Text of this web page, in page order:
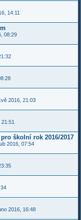
14:11
08:29
2016, 21:03
školní rok 2016/2017
2016, 07:54
2016, 16:48